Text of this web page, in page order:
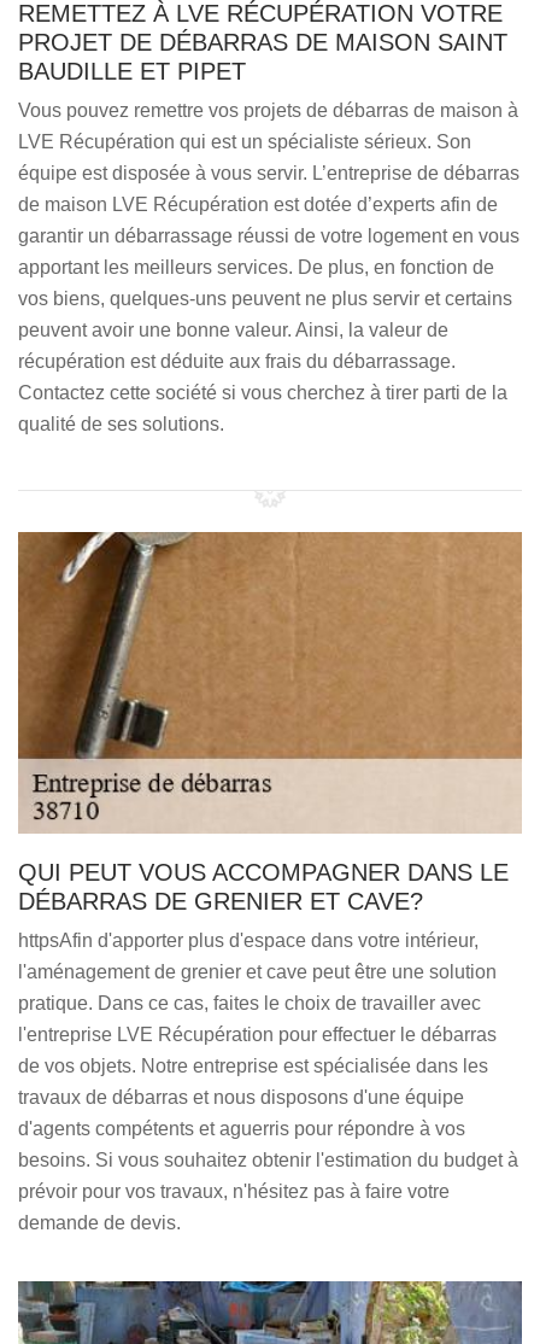
REMETTEZ À LVE RÉCUPÉRATION VOTRE
PROJET DE DÉBARRAS DE MAISON SAINT
BAUDILLE ET PIPET
Vous pouvez remettre vos projets de débarras de maison à
LVE Récupération qui est un spécialiste sérieux. Son
équipe est disposée à vous servir. L’entreprise de débarras
de maison LVE Récupération est dotée d’experts afin de
garantir un débarrassage réussi de votre logement en vous
apportant les meilleurs services. De plus, en fonction de
vos biens, quelques-uns peuvent ne plus servir et certains
peuvent avoir une bonne valeur. Ainsi, la valeur de
récupération est déduite aux frais du débarrassage.
Contactez cette société si vous cherchez à tirer parti de la
qualité de ses solutions.
QUI PEUT VOUS ACCOMPAGNER DANS LE
DÉBARRAS DE GRENIER ET CAVE?
httpsAfin d'apporter plus d'espace dans votre intérieur,
l'aménagement de grenier et cave peut être une solution
pratique. Dans ce cas, faites le choix de travailler avec
l'entreprise LVE Récupération pour effectuer le débarras
de vos objets. Notre entreprise est spécialisée dans les
travaux de débarras et nous disposons d'une équipe
d'agents compétents et aguerris pour répondre à vos
besoins. Si vous souhaitez obtenir l'estimation du budget à
prévoir pour vos travaux, n'hésitez pas à faire votre
demande de devis.